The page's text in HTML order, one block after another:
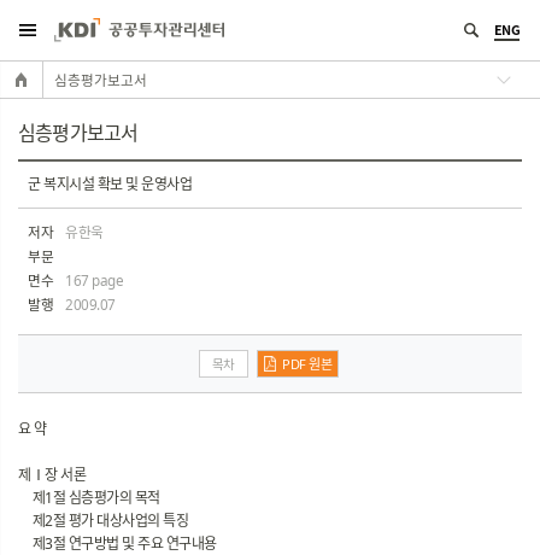
ENG
심층평가보고서
심층평가보고서
군 복지시설 확보 및 운영사업
저자
유한욱
부문
면수
167 page
발행
2009.07
목차 PDF 원본
요 약
제Ⅰ장 서론
제1절 심층평가의 목적
제2절 평가 대상사업의 특징
제3절 연구방법 및 주요 연구내용